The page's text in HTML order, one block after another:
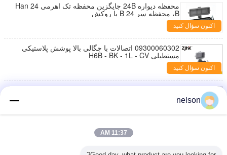
محفظه دیواره 24B جایگزین محفظه تک اهرمی Han 24
B، محفظه سر 24 B با روکش
اکنون سؤال کنید
09300060302 اتصالات با چگالی بالا پوشش پلاستیکی
مستطیلی H6B - BK - 1L - CV
اکنون سؤال کنید
پین 09300060301
اکنون سؤال کنید
اکنون سؤال کنید
nelson
11:37 AM